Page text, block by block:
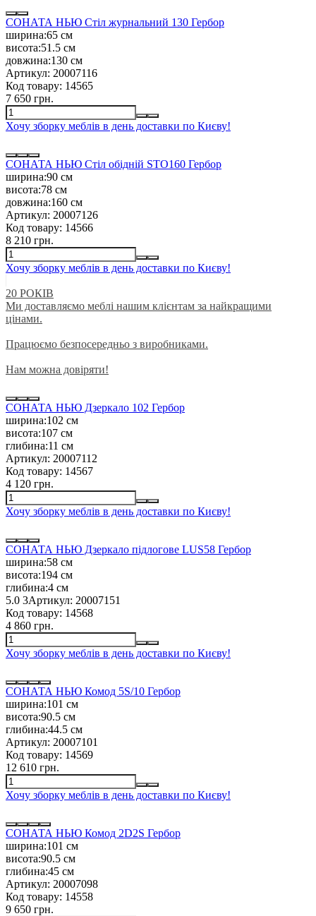
СОНАТА НЬЮ Стіл журнальний 130 Гербор
ширина:65 см
висота:51.5 см
довжина:130 см
Артикул: 20007116
Код товару: 14565
7 650 грн.
Хочу зборку меблів в день доставки по Києву!
СОНАТА НЬЮ Стіл обідній STO160 Гербор
ширина:90 см
висота:78 см
довжина:160 см
Артикул: 20007126
Код товару: 14566
8 210 грн.
Хочу зборку меблів в день доставки по Києву!
20 РОКІВ
Ми доставляємо меблі нашим клієнтам за найкращими
цінами.
Працюємо безпосередньо з виробниками.
Нам можна довіряти!
СОНАТА НЬЮ Дзеркало 102 Гербор
ширина:102 см
висота:107 см
глибина:11 см
Артикул: 20007112
Код товару: 14567
4 120 грн.
Хочу зборку меблів в день доставки по Києву!
СОНАТА НЬЮ Дзеркало підлогове LUS58 Гербор
ширина:58 см
висота:194 см
глибина:4 см
5.0 3Артикул: 20007151
Код товару: 14568
4 860 грн.
Хочу зборку меблів в день доставки по Києву!
СОНАТА НЬЮ Комод 5S/10 Гербор
ширина:101 см
висота:90.5 см
глибина:44.5 см
Артикул: 20007101
Код товару: 14569
12 610 грн.
Хочу зборку меблів в день доставки по Києву!
СОНАТА НЬЮ Комод 2D2S Гербор
ширина:101 см
висота:90.5 см
глибина:45 см
Артикул: 20007098
Код товару: 14558
9 650 грн.